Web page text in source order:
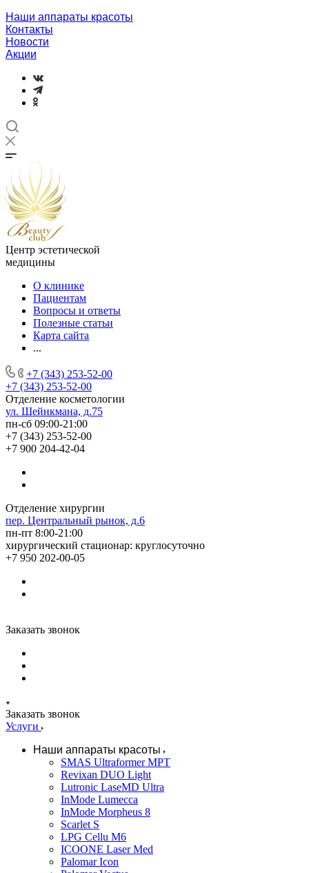
Наши аппараты красоты
Контакты
Новости
Акции
Центр эстетической
медицины
О клинике
Пациентам
Вопросы и ответы
Полезные статьи
Карта сайта
...
+7 (343) 253-52-00
+7 (343) 253-52-00
Отделение косметологии
ул. Шейнкмана, д.75
пн-сб 09:00-21:00
+7 (343) 253-52-00
+7 900 204-42-04
Отделение хирургии
пер. Центральный рынок, д.6
пн-пт 8:00-21:00
хирургический стационар: круглосуточно
+7 950 202-00-05
Заказать звонок
Заказать звонок
Услуги
Наши аппараты красоты
SMAS Ultraformer MPT
Revixan DUO Light
Lutronic LaseMD Ultra
InMode Lumecca
InMode Morpheus 8
Scarlet S
LPG Cellu M6
ICOONE Laser Med
Palomar Icon